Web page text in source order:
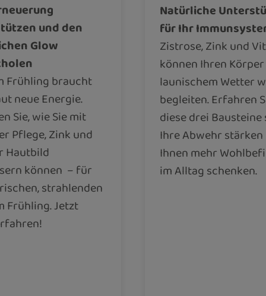
und den
Glow
Frühling braucht
neue Energie.
Sie, wie Sie mit
Pflege, Zink und
Hautbild
können – für
strahlenden
Frühling. Jetzt
Natürliche
für Ihr
Zistrose, Zink und
können Ihren
launischem Wetter
begleiten. Erfahren
diese drei
Ihre Abwehr
Ihnen mehr
im Alltag schenken.